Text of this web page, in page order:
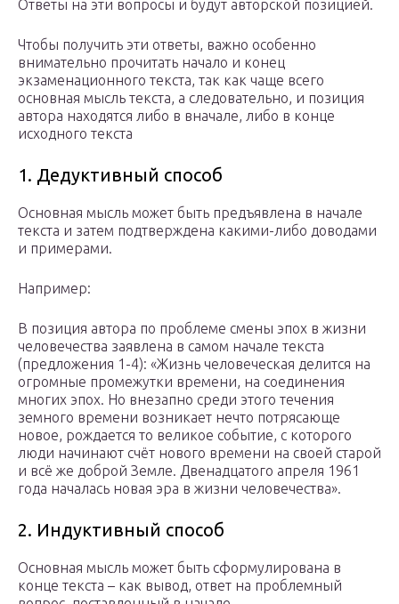
Ответы на эти вопросы и будут авторской позицией.
Чтобы получить эти ответы, важно особенно
внимательно прочитать начало и конец
экзаменационного текста, так как чаще всего
основная мысль текста, а следовательно, и позиция
автора находятся либо в вначале, либо в конце
исходного текста
1. Дедуктивный способ
Основная мысль может быть предъявлена в начале
текста и затем подтверждена какими-либо доводами
и примерами.
Например:
В позиция автора по проблеме смены эпох в жизни
человечества заявлена в самом начале текста
(предложения 1-4): «Жизнь человеческая делится на
огромные промежутки времени, на соединения
многих эпох. Но внезапно среди этого течения
земного времени возникает нечто потрясающе
новое, рождается то великое событие, с которого
люди начинают счёт нового времени на своей старой
и всё же доброй Земле. Двенадцатого апреля 1961
года началась новая эра в жизни человечества».
2. Индуктивный способ
Основная мысль может быть сформулирована в
конце текста – как вывод, ответ на проблемный